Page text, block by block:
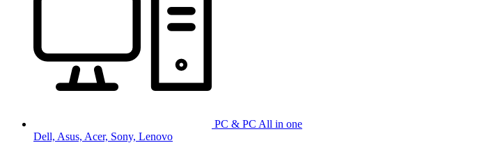
PC & PC All in one
Dell, Asus, Acer, Sony, Lenovo